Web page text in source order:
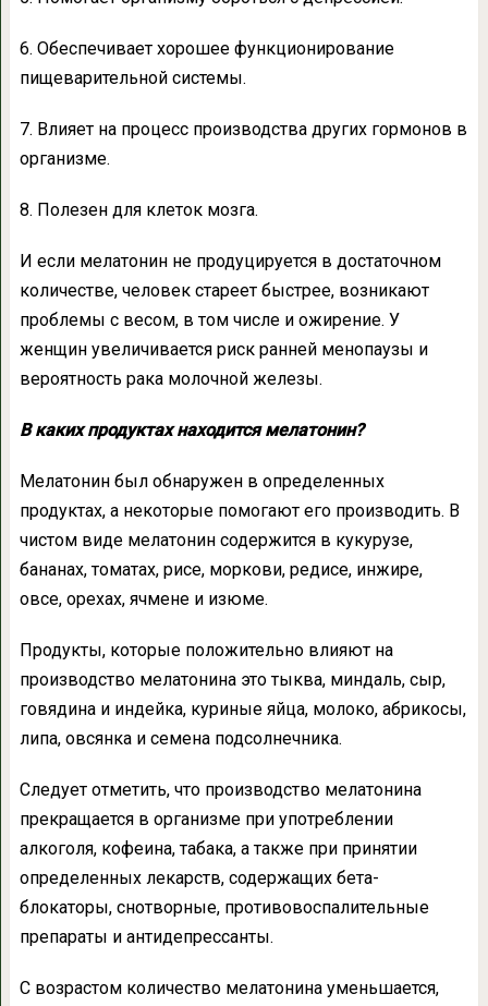
6. Обеспечивает хорошее функционирование
пищеварительной системы.
7. Влияет на процесс производства других гормонов в
организме.
8. Полезен для клеток мозга.
И если мелатонин не продуцируется в достаточном
количестве, человек стареет быстрее, возникают
проблемы с весом, в том числе и ожирение. У
женщин увеличивается риск ранней менопаузы и
вероятность рака молочной железы.
В каких продуктах находится мелатонин?
Мелатонин был обнаружен в определенных
продуктах, а некоторые помогают его производить. В
чистом виде мелатонин содержится в кукурузе,
бананах, томатах, рисе, моркови, редисе, инжире,
овсе, орехах, ячмене и изюме.
Продукты, которые положительно влияют на
производство мелатонина это тыква, миндаль, сыр,
говядина и индейка, куриные яйца, молоко, абрикосы,
липа, овсянка и семена подсолнечника.
Следует отметить, что производство мелатонина
прекращается в организме при употреблении
алкоголя, кофеина, табака, а также при принятии
определенных лекарств, содержащих бета-
блокаторы, снотворные, противовоспалительные
препараты и антидепрессанты.
С возрастом количество мелатонина уменьшается,